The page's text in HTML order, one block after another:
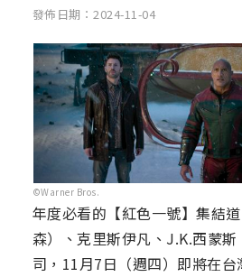
發佈日期：2024-11-04
©Warner Bros.
年度必看的【紅色一號】集結
森）、克里斯伊凡、J.K.西蒙
司，11月7日（週四）即將在